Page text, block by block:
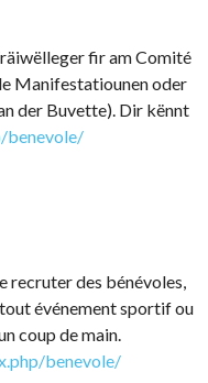
fir am Comité
Manifestatiounen oder
der Buvette). Dir kënnt
benevole/
recruter des bénévoles,
événement sportif ou
coup de main.
benevole/